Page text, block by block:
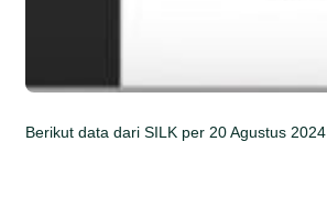
Berikut data dari SILK per 20 Agustus 2024